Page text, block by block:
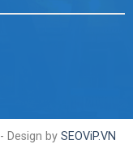
- Design by SEOViP.VN